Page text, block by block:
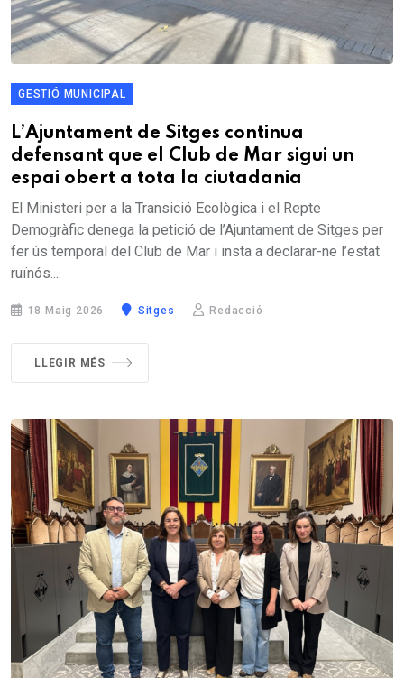
GESTIÓ MUNICIPAL
L’Ajuntament de Sitges continua
defensant que el Club de Mar sigui un
espai obert a tota la ciutadania
El Ministeri per a la Transició Ecològica i el Repte
Demogràfic denega la petició de l’Ajuntament de Sitges per
fer ús temporal del Club de Mar i insta a declarar-ne l’estat
ruïnós....
18 Maig 2026 Sitges Redacció
LLEGIR MÉS